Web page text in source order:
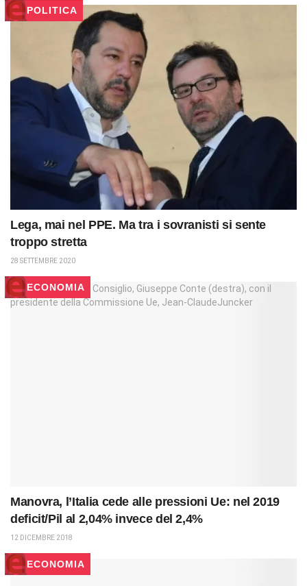
POLITICA
Lega, mai nel PPE. Ma tra i sovranisti si sente
troppo stretta
28 SETTEMBRE 2020
ECONOMIA
Manovra, l’Italia cede alle pressioni Ue: nel 2019
deficit/Pil al 2,04% invece del 2,4%
12 DICEMBRE 2018
ECONOMIA